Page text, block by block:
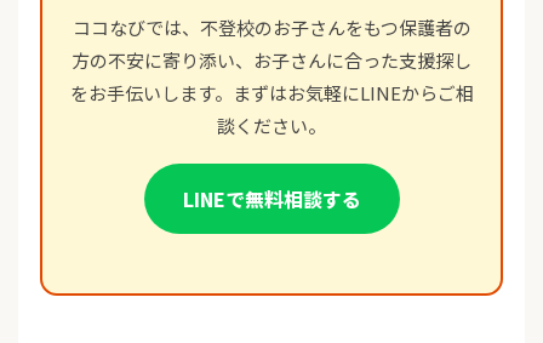
ココなびでは、不登校のお子さんをもつ保護者の
方の不安に寄り添い、お子さんに合った支援探し
をお手伝いします。まずはお気軽にLINEからご相
談ください。
LINEで無料相談する